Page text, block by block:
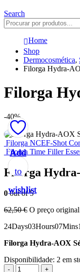
Search
Home
Shop
Dermocosmética,
Filorga Hydra-
Filorga
-40%
Filorga NCEF-Shot
Filorga Time Filler
Filorga
0out of 5
62,50€ O preço
24Days03Hours07Mins
Filorga Hydra-AOX
Disponibilidade: 2 em
-
+
Add
to
wishlist
Add
to
wishlist
Add
to
wishlist
Add
to
wishlist
Add
to
wishlist